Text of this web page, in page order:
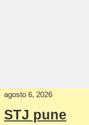
agosto 6, 2026
STJ pune